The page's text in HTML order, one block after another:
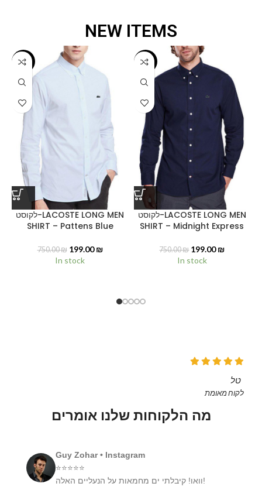
NEW ITEMS
-73%
לקוסט-LACOSTE LONG MEN
SHIRT – Pattens Blue
750.00₪ 199.00₪
In stock
-73%
לקוסט-LACOSTE LONG MEN
SHIRT – Midnight Express
750.00₪ 199.00₪
In stock
טל
לקוח מאומת
מה הלקוחות שלנו אומרים
Shani Nave • Facebook
⭐⭐⭐⭐⭐